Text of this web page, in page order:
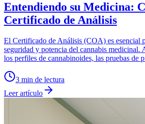
Entendiendo su Medicina:
Certificado de Análisis
El Certificado de Análisis (COA) es esencial
seguridad y potencia del cannabis medicinal.
los perfiles de cannabinoides, las pruebas de
3 min de lectura
Leer artículo